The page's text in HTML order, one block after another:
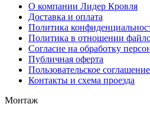
О компании Лидер Кровля
Доставка и оплата
Политика
Политика в отношении
Согласие на обработку
Публичная оферта
Пользовательское соглашение
Контакты и схема проезда
Монтаж